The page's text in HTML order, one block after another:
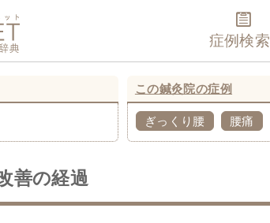
症例検索
この鍼灸院の症例
ぎっくり腰 腰痛
善の経過